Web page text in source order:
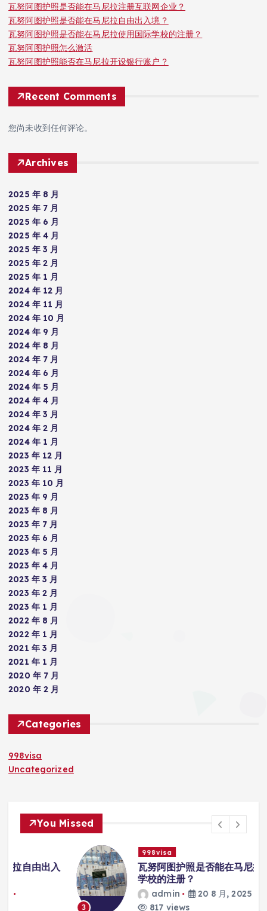
瓦努阿图护照是否能在马尼拉注册互联网企业？
瓦努阿图护照是否能在马尼拉自由出入境？
瓦努阿图护照是否能在马尼拉使用国际学校的注册？
瓦努阿图护照怎么激活
瓦努阿图护照能否在马尼拉开设银行账户？
Recent Comments
您尚未收到任何评论。
Archives
2025 年 8 月
2025 年 7 月
2025 年 6 月
2025 年 4 月
2025 年 3 月
2025 年 2 月
2025 年 1 月
2024 年 12 月
2024 年 11 月
2024 年 10 月
2024 年 9 月
2024 年 8 月
2024 年 7 月
2024 年 6 月
2024 年 5 月
2024 年 4 月
2024 年 3 月
2024 年 2 月
2024 年 1 月
2023 年 12 月
2023 年 11 月
2023 年 10 月
2023 年 9 月
2023 年 8 月
2023 年 7 月
2023 年 6 月
2023 年 5 月
2023 年 4 月
2023 年 3 月
2023 年 2 月
2023 年 1 月
2022 年 8 月
2022 年 1 月
2021 年 3 月
2021 年 1 月
2020 年 7 月
2020 年 2 月
Categories
998visa
Uncategorized
You Missed
998visa
瓦努阿图护照是否能在马尼拉使用国际
学校的注册？
admin
20 8 月, 2025
817 views